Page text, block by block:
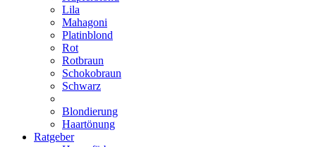
Lila
Mahagoni
Platinblond
Rot
Rotbraun
Schokobraun
Schwarz
Blondierung
Haartönung
Ratgeber